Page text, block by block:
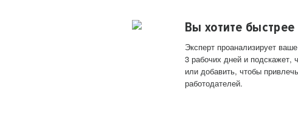
Вы хотите быстрее
Эксперт проанализирует
3 рабочих дней и подскажет,
или добавить, чтобы
работодателей.